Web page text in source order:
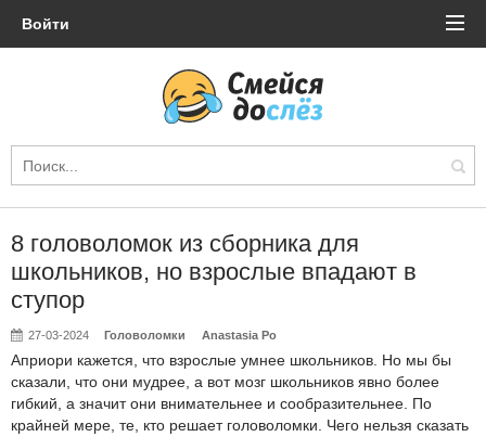
Войти
8 головоломок из сборника для
школьников, но взрослые впадают в
ступор
27-03-2024 Головоломки Anastasia Po
Априори кажется, что взрослые умнее школьников. Но мы бы
сказали, что они мудрее, а вот мозг школьников явно более
гибкий, а значит они внимательнее и сообразительнее. По
крайней мере, те, кто решает головоломки. Чего нельзя сказать